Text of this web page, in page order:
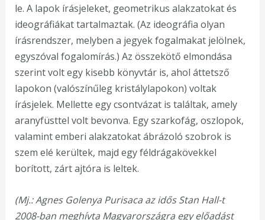
le. A lapok írásjeleket, geometrikus alakzatokat és
ideográfiákat tartalmaztak. (Az ideográfia olyan
írásrendszer, melyben a jegyek fogalmakat jelölnek,
egyszóval fogalomírás.) Az összekötő elmondása
szerint volt egy kisebb könyvtár is, ahol áttetsző
lapokon (valószínűleg kristálylapokon) voltak
írásjelek. Mellette egy csontvázat is találtak, amely
aranyfüsttel volt bevonva. Egy szarkofág, oszlopok,
valamint emberi alakzatokat ábrázoló szobrok is
szem elé kerültek, majd egy féldrágakövekkel
borított, zárt ajtóra is leltek.
(Mj.: Agnes Golenya Purisaca az idős Stan Hall-t
2008-ban meghívta Magyarországra egy előadást